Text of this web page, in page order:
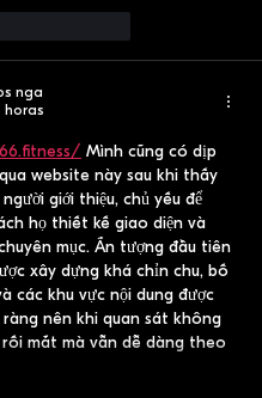
nga
horas
Mình cũng có dịp
website này sau khi thấy
giới thiệu, chủ yếu để
họ thiết kế giao diện và
mục. Ấn tượng đầu tiên
xây dựng khá chỉn chu, bố
các khu vực nội dung được
nên khi quan sát không
rối mắt mà vẫn dễ dàng theo